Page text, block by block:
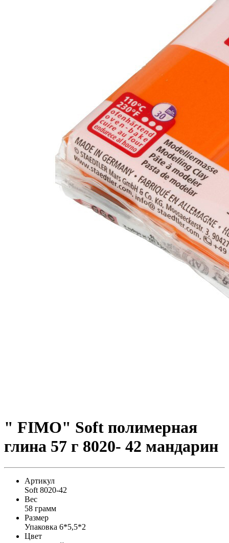
" FIMO" Soft полимерная
глина 57 г 8020- 42 мандарин
Артикул
Soft 8020-42
Вес
58 грамм
Размер
Упаковка 6*5,5*2
Цвет